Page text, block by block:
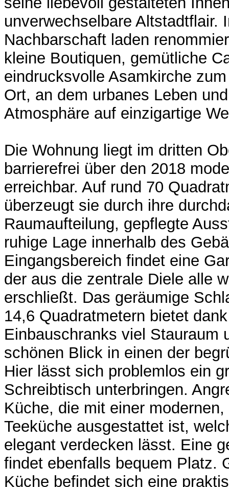
unverwechselbare Altstadtflair.
Nachbarschaft laden
kleine Boutiquen, gemütliche
eindrucksvolle Asamkirche
Ort, an dem urbanes Leben
Atmosphäre auf einzigartige
Die Wohnung liegt im dritten
barrierefrei über den 2018
erreichbar. Auf rund 70
überzeugt sie durch ihre
Raumaufteilung, gepflegte
ruhige Lage innerhalb des
Eingangsbereich findet eine
der aus die zentrale Diele alle
erschließt. Das geräumige
14,6 Quadratmetern bietet
Einbauschranks viel Stauraum
schönen Blick in einen der
Hier lässt sich problemlos ein
Schreibtisch unterbringen.
Küche, die mit einer
Teeküche ausgestattet ist,
elegant verdecken lässt. Eine
findet ebenfalls bequem Platz.
Küche befindet sich eine